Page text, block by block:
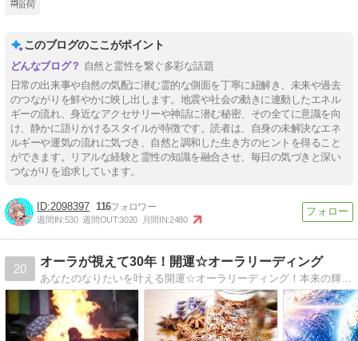
#稲荷
このブログのここがポイント
自然と霊性を繋ぐ多彩な話題
日常の出来事や自然の気配に潜む霊的な側面を丁寧に紐解き、未来や過去
のつながりを鮮やかに映し出します。地震や社会の動きに連動したエネル
ギーの流れ、身近なアクセサリーや神話に潜む秘密、その全てに意識を向
け、静かに語りかけるスタイルが特徴です。読者は、自身の未解決なエネ
ルギーや運気の流れに気づき、自然と調和した生き方のヒントを得ること
ができます。リアルな経験と霊性の知識を融合させ、毎日の気づきと深い
つながりを追求しています。
2098397 116
週間IN:530 週間OUT:3020 月間IN:2480
20
オーラが視えて30年！開運☆オーラリーディング